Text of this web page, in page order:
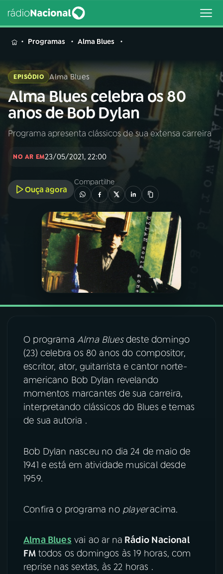
MENU
Buscar
na
Rádio
Nacional
Buscar
AO VIVO
01INÍCIO
A RÁDIO
PROGRAMAÇÃO
PROGRAMAS
06 VIDEOCASTS
07ÚLTIMAS
08FESTIVAL DE MÚSICA
YouTube Facebook
Programas Alma Blues
EPISÓDIO Alma Blues
Alma Blues celebra os 80
anos de Bob Dylan
Programa apresenta clássicos de sua extensa carreira
NO AR EM23/05/2021, 22:00
Ouça agora
Compartilhe
O programa Alma Bluesdeste domingo
(23) celebra os 80 anos do compositor,
escritor, ator, guitarrista e cantor norte-
americano Bob Dylan revelando
momentos marcantes de sua carreira,
interpretando clássicos do Blues e temas
de sua autoria .
Bob Dylan nasceu no dia 24 de maio de
1941 e está em atividade musical desde
1959.
Confira o programa no playeracima.
Alma Blues vai ao ar na Rádio Nacional
FM todos os domingos às 19 horas, com
reprise nas sextas, às 22 horas .